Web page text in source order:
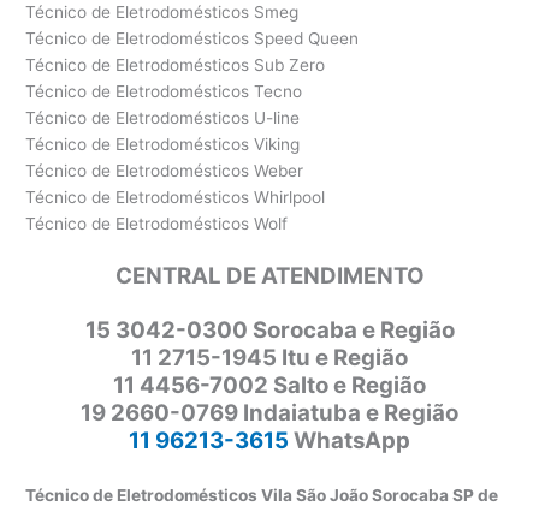
Técnico de Eletrodomésticos Smeg
Técnico de Eletrodomésticos Speed Queen
Técnico de Eletrodomésticos Sub Zero
Técnico de Eletrodomésticos Tecno
Técnico de Eletrodomésticos U-line
Técnico de Eletrodomésticos Viking
Técnico de Eletrodomésticos Weber
Técnico de Eletrodomésticos Whirlpool
Técnico de Eletrodomésticos Wolf
CENTRAL DE ATENDIMENTO
15 3042-0300 Sorocaba e Região
11 2715-1945 Itu e Região
11 4456-7002 Salto e Região
19 2660-0769 Indaiatuba e Região
11 96213-3615 WhatsApp
Técnico de Eletrodomésticos Vila São João Sorocaba SP de